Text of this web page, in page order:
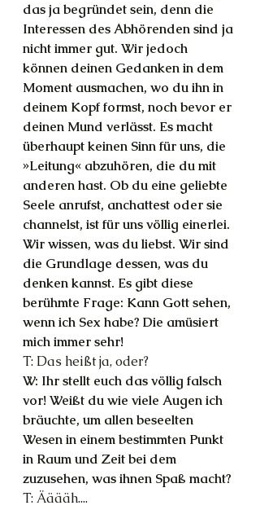
das ja begründet sein, denn die
Interessen des Abhörenden sind ja
nicht immer gut. Wir jedoch
können deinen Gedanken in dem
Moment ausmachen, wo du ihn in
deinem Kopf formst, noch bevor er
deinen Mund verlässt. Es macht
überhaupt keinen Sinn für uns, die
»Leitung« abzuhören, die du mit
anderen hast. Ob du eine geliebte
Seele anrufst, anchattest oder sie
channelst, ist für uns völlig einerlei.
Wir wissen, was du liebst. Wir sind
die Grundlage dessen, was du
denken kannst. Es gibt diese
berühmte Frage: Kann Gott sehen,
wenn ich Sex habe? Die amüsiert
mich immer sehr!
T: Das heißt ja, oder?
W: Ihr stellt euch das völlig falsch
vor! Weißt du wie viele Augen ich
bräuchte, um allen beseelten
Wesen in einem bestimmten Punkt
in Raum und Zeit bei dem
zuzusehen, was ihnen Spaß macht?
T: Ääääh....